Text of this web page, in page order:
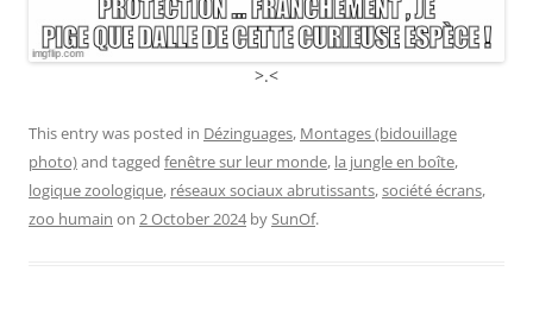
>.<
This entry was posted in Dézinguages, Montages (bidouillage
photo)and tagged fenêtre sur leur monde, la jungle en boîte,
logique zoologique, réseaux sociaux abrutissants,société écrans,
zoo humain on 2 October 2024bySunOf.